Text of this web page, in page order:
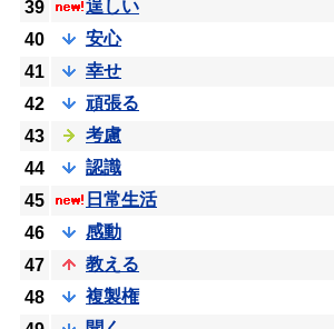
39
逞しい
40
安心
41
幸せ
42
頑張る
43
考慮
44
認識
45
日常生活
46
感動
47
教える
48
複製権